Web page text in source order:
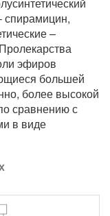
спирамицин,
–
эфиров
большей
более высокой
сравнению с
в виде